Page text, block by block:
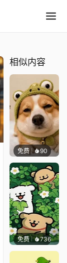
相似内容
免费 90 渔小小
免费 736渔小小